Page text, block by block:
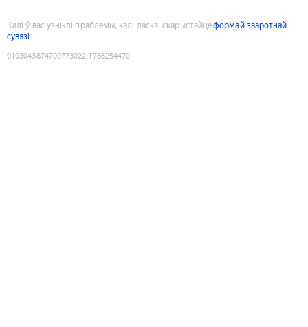
Калі ў вас узніклі праблемы, калі ласка, скарыстайцеформай зваротнай
сувязі
9193043874700773022:1786254470